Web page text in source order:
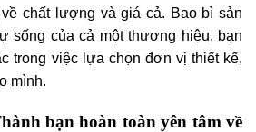
chất lượng và giá cả. Bao bì sản
sống của cả một thương hiệu, bạn
trong việc lựa chọn đơn vị thiết kế,
mình.
bạn hoàn toàn yên tâm về